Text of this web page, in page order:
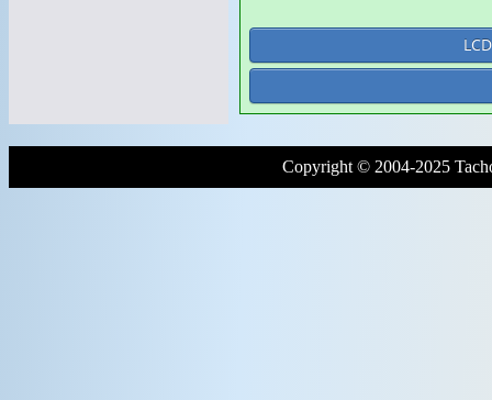
Copyright © 2004-2025